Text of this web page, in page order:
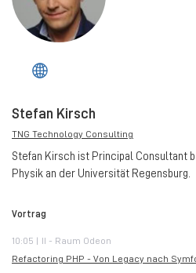
Stefan Kirsch
TNG Technology Consulting
Stefan Kirsch ist Principal Consultant
Physik an der Universität Regensburg.
Vortrag
10:05 | II - Raum Odeon
Refactoring PHP - Von Legacy nach